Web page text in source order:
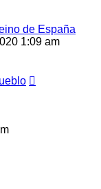
de España
1:09 am